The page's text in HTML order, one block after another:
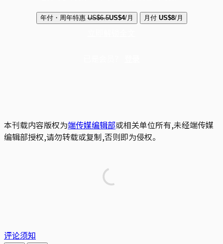
年付・周年特惠 US$6.5US$4/月 月付 US$8/月
本刊载内容版权为端传媒编辑部或相关单位所有,未经端传媒
编辑部授权,请勿转载或复制,否则即为侵权。
评论须知